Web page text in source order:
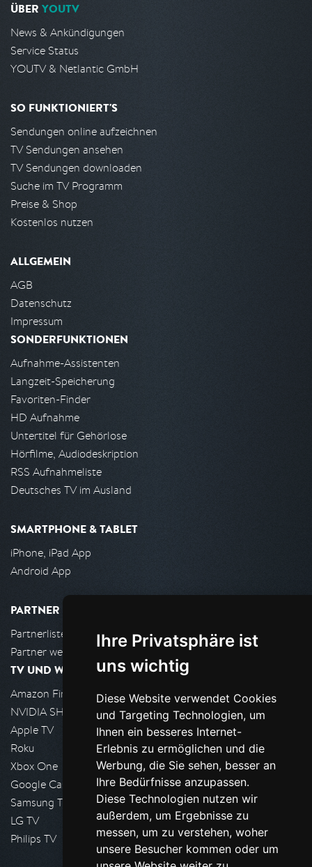
Ihre Privatsphäre ist
uns wichtig
Diese Website verwendet Cookies
und Targeting Technologien, um
Ihnen ein besseres Internet-
Erlebnis zu ermöglichen und die
Werbung, die Sie sehen, besser an
Ihre Bedürfnisse anzupassen.
Diese Technologien nutzen wir
außerdem, um Ergebnisse zu
messen, um zu verstehen, woher
unsere Besucher kommen oder um
ÜBER YOUTV
News & Ankündigungen
Service Status
YOUTV & Netlantic GmbH
SO FUNKTIONIERT'S
Sendungen online aufzeichnen
TV Sendungen ansehen
TV Sendungen downloaden
Suche im TV Programm
Preise & Shop
Kostenlos nutzen
ALLGEMEIN
AGB
Datenschutz
Impressum
SONDERFUNKTIONEN
Aufnahme-Assistenten
Langzeit-Speicherung
Favoriten-Finder
HD Aufnahme
Untertitel für Gehörlose
Hörfilme, Audiodeskription
RSS Aufnahmeliste
Deutsches TV im Ausland
SMARTPHONE & TABLET
iPhone, iPad App
Android App
PARTNER
Partnerliste
Partner werden
TV UND WOHNZIMMER
Amazon FireTV
NVIDIA SHIELD, Google TV
Apple TV
Roku
Xbox One
Google Cast
Samsung TV
LG TV
Philips TV